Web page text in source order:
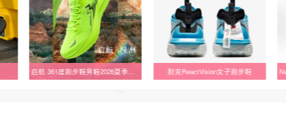
耐克ReactVision女子跑步鞋